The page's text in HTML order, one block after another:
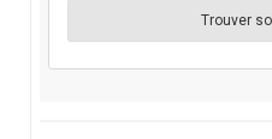
Trouver